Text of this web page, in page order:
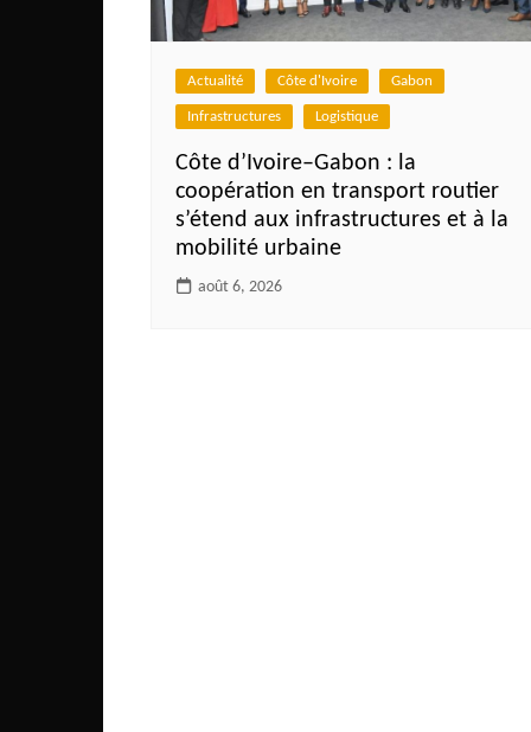
Actualité Côte d'Ivoire Gabon
Infrastructures Logistique
Côte d’Ivoire–Gabon : la
coopération en transport routier
s’étend aux infrastructures et à la
mobilité urbaine
août 6, 2026